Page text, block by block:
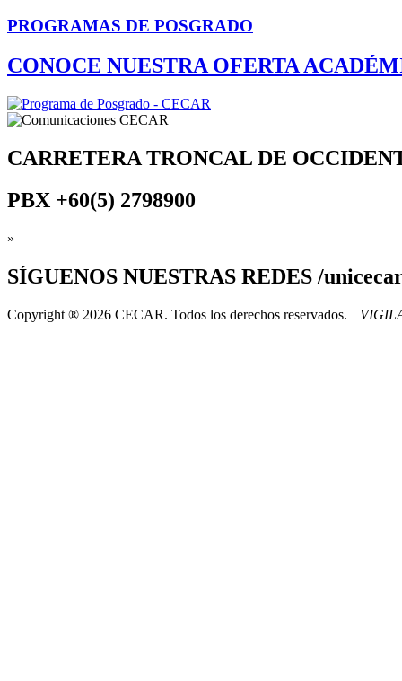
PROGRAMAS DE POSGRADO
CONOCE NUESTRA OFERTA
CARRETERA TRONCAL DE
PBX +60(5) 2798900
»
SÍGUENOS NUESTRAS REDES /
Copyright ® 2026 CECAR. Todos los derechos reservados.